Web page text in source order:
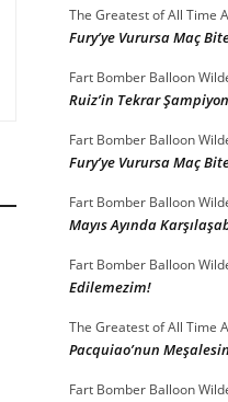
The Greatest of All Time
Fury’ye Vurursa Maç
Fart Bomber Balloon
Ruiz’in Tekrar
Fart Bomber Balloon
Fury’ye Vurursa Maç
Fart Bomber Balloon
Mayıs Ayında
Fart Bomber Balloon
Edilemezim!
The Greatest of All Time
Pacquiao’nun
Fart Bomber Balloon